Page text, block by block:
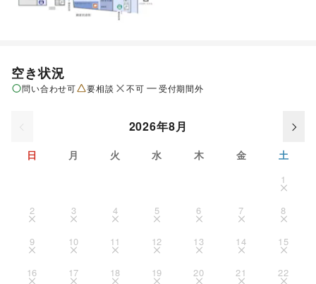
空き状況
問い合わせ可 要相談 不可 受付期間外
2026年8月
日 月 火 水 木 金 土
1
2 3 4 5 6 7 8
9 10 11 12 13 14 15
16 17 18 19 20 21 22